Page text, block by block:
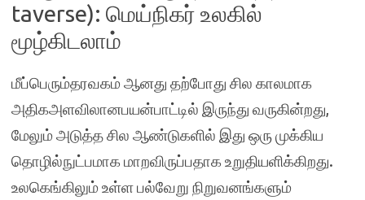
taverse): மெய்நிகர் உலகில்
மூழ்கிடலாம்
மீப்பெரும்தரவகம் ஆனது தற்போது சில காலமாக
அதிகஅளவிலானபயன்பாட்டில் இருந்து வருகின்றது,
மேலும் அடுத்த சில ஆண்டுகளில் இது ஒரு முக்கிய
தொழில்நுட்பமாக மாறவிருப்பதாக உறுதியளிக்கிறது.
உலகெங்கிலும் உள்ள பல்வேறு நிறுவனங்களும்